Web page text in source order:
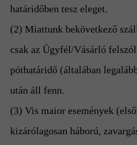
határidőben tesz eleget.
(2) Miattunk bekövetkező
csak az Ügyfél/Vásárló
póthatáridő (általában
után áll fenn.
(3) Vis maior események
kizárólagosan háború,